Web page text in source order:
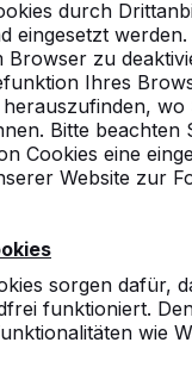
durch
eingesetzt werden.
Browser zu
Ihres
wo
Bitte beachten
Cookies eine
Website zur
sorgen dafür,
funktioniert.
wie
in:
voor deze